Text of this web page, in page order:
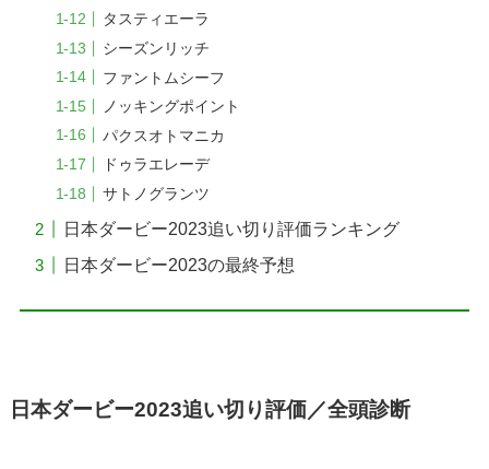
タスティエーラ
シーズンリッチ
ファントムシーフ
ノッキングポイント
パクスオトマニカ
ドゥラエレーデ
サトノグランツ
日本ダービー2023追い切り評価ランキング
日本ダービー2023の最終予想
日本ダービー2023追い切り評価／全頭診断